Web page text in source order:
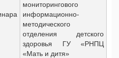
мониторингового
информационно-
методического
отделения детского
здоровья ГУ «РНПЦ
«Мать и дитя»